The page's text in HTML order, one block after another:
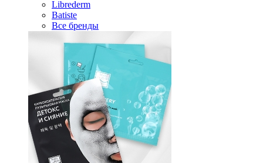
Librederm
Batiste
Все бренды